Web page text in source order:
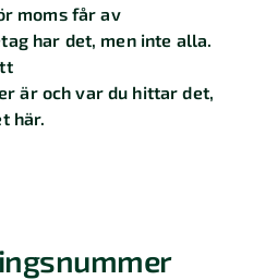
moms får av
har det, men inte alla.
är och var du hittar det,
här.